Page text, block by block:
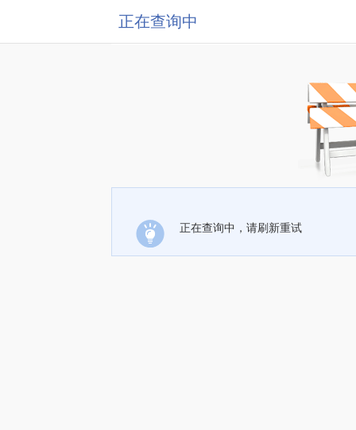
正在查询中
正在查询中，请刷新重试